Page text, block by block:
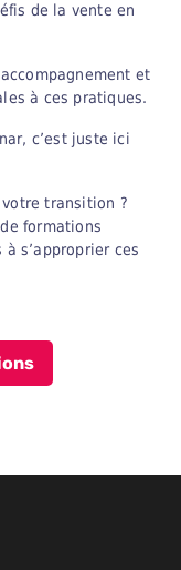
de la vente en
et
à ces pratiques.
c’est juste ici
transition ?
formations
s’approprier ces